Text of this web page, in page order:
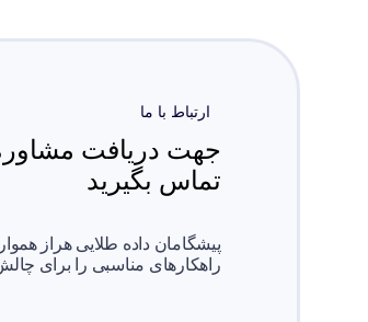
ارتباط با ما
جهت دریافت
تماس بگیرید
پیشگامان داده طلایی هراز
راهکارهای مناسبی را برای